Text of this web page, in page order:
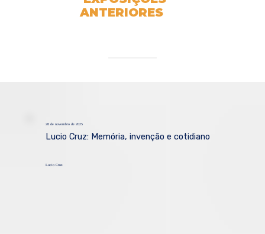
ANTERIORES
28 de novembro de 2025
Lucio Cruz: Memória, invenção e cotidiano
Lucio Cruz